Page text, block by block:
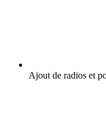
Ajout de radios et